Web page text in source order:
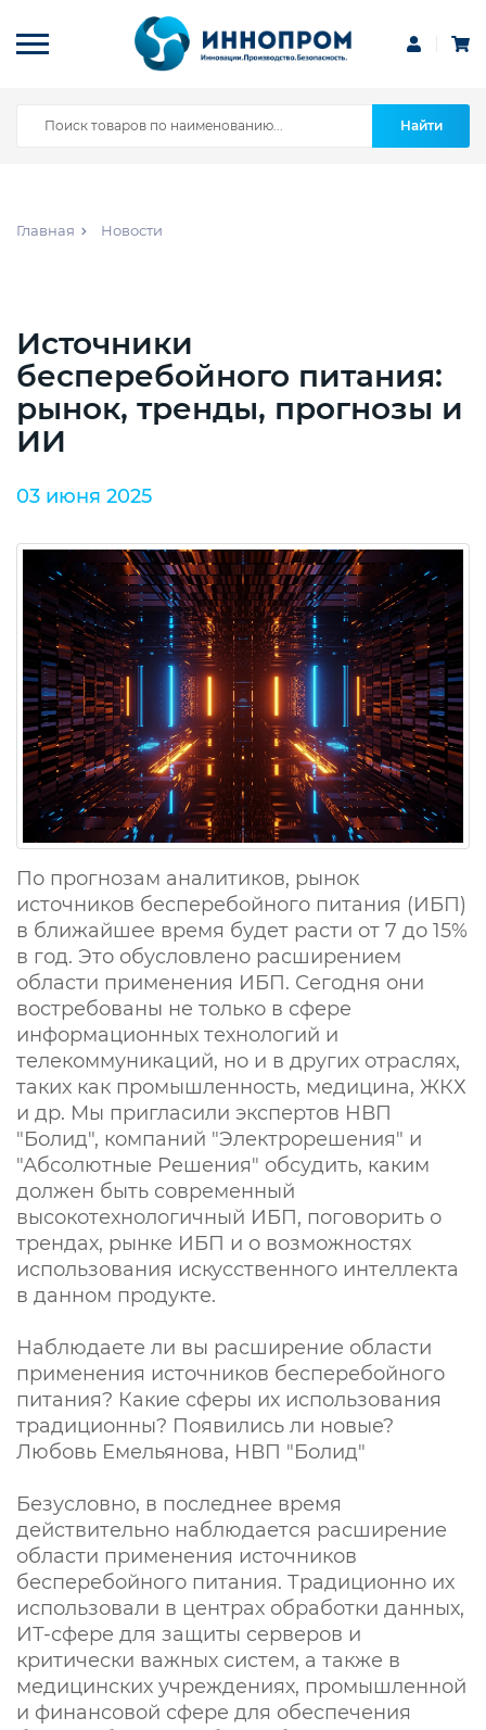
Найти
Главная Новости
Источники
бесперебойного питания:
рынок, тренды, прогнозы и
ИИ
03 июня 2025
По прогнозам аналитиков, рынок
источников бесперебойного питания (ИБП)
в ближайшее время будет расти от 7 до 15%
в год. Это обусловлено расширением
области применения ИБП. Сегодня они
востребованы не только в сфере
информационных технологий и
телекоммуникаций, но и в других отраслях,
таких как промышленность, медицина, ЖКХ
и др. Мы пригласили экспертов НВП
"Болид", компаний "Электрорешения" и
"Абсолютные Решения" обсудить, каким
должен быть современный
высокотехнологичный ИБП, поговорить о
трендах, рынке ИБП и о возможностях
использования искусственного интеллекта
в данном продукте.
Наблюдаете ли вы расширение области
применения источников бесперебойного
питания? Какие сферы их использования
традиционны? Появились ли новые?
Любовь Емельянова, НВП "Болид"
Безусловно, в последнее время
действительно наблюдается расширение
области применения источников
бесперебойного питания. Традиционно их
использовали в центрах обработки данных,
ИТ-сфере для защиты серверов и
критически важных систем, а также в
медицинских учреждениях, промышленной
и финансовой сфере для обеспечения